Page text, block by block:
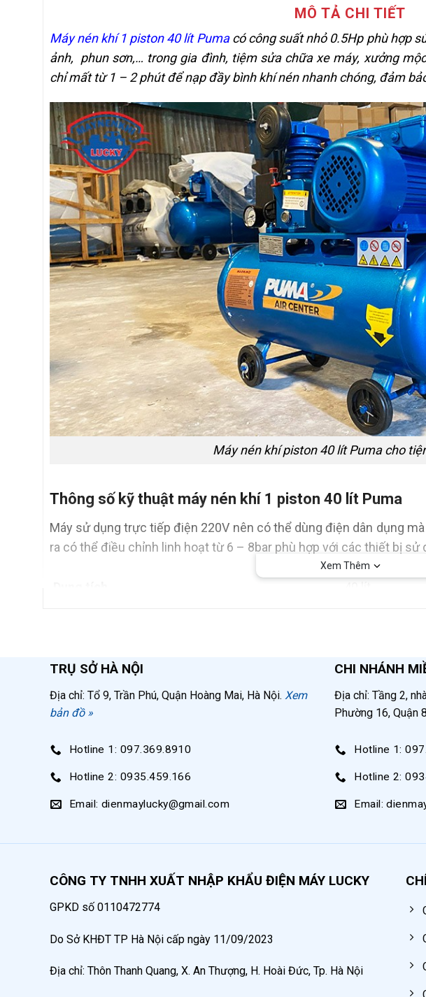
MÔ TẢ CHI TIẾT
Máy nén khí 1 piston 40 lít Pumacó công suất nhỏ 0.5Hp phù hợp
ảnh, phun sơn,… trong gia đình, tiệm sửa chữa xe máy, xưởng
chỉ mất từ 1 – 2 phút để nạp đầy bình khí nén nhanh chóng, đảm
Máy nén khí piston 40 lít Puma cho
Thông số kỹ thuật máy nén khí 1 piston 40 lít Puma
Máy sử dụng trực tiếp điện 220V nên có thể dùng điện dân dụng
ra có thể điều chỉnh linh hoạt từ 6 – 8bar phù hợp với các thiết bị sử
Áp lực
Lưu lượng 36 lít/phút
Xuất xứ
Máy nén khí 1 piston 40 lít Puma được sử dụng trong gia đình, tiệm
Trong tiệm sửa xe máy:cung cấp khí nén cho súng bắn
Trong xưởng mộc gia đình:cung cấp khí nén để thổi bụi,
Ngoài ra, cung cấp khí nén để ghim da xe máy, phun sơn các
Xem Thêm
TRỤ SỞ HÀ NỘI
Địa chỉ: Tổ 9, Trần Phú, Quận Hoàng Mai, Hà Nội. Xem
bản đồ »
Hotline 1: 097.369.8910
Hotline 2: 0935.459.166
Email: dienmaylucky@gmail.com
CHI NHÁNH
Địa chỉ: Tầng 2,
Phường 16, Quận
Hotline 1:
Hotline 2:
Email:
CÔNG TY TNHH XUẤT NHẬP KHẨU ĐIỆN MÁY LUCKY
GPKD số 0110472774
Do Sở KHĐT TP Hà Nội cấp ngày 11/09/2023
Địa chỉ: Thôn Thanh Quang, X. An Thượng, H. Hoài Đức, Tp. Hà Nội